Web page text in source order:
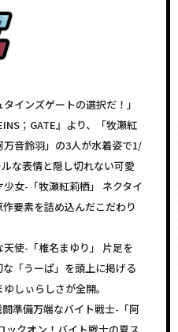
インズゲートの選択だ！」
；GATE』より、「牧瀬紅
音鈴羽」の3人が水着姿で1/
な表情と隠し切れない可愛
女-「牧瀬紅莉栖」 ネクタイ
要素を詰め込んだこだわり
使-「椎名まゆり」 片足を
「うーぱ」を頭上に掲げる
しぃらしさが全開。
準備万端なバイト戦士-「阿
ックオン！バイト戦士の夏ス